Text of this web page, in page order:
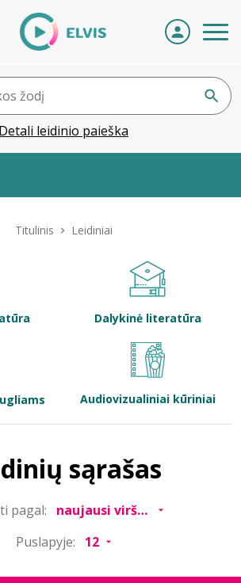
Detali leidinio paieška
Titulinis Leidiniai
Dalykinė literatūra
Audiovizualiniai kūriniai
sąrašas
pagal:
Puslapyje: